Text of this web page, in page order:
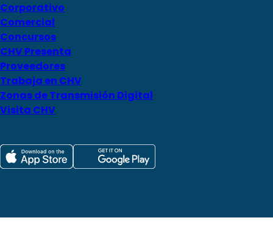
Corporativo
Comercial
Concursos
CHV Presenta
Proveedores
Trabaja en CHV
Zonas de Transmisión Digital
Visita CHV